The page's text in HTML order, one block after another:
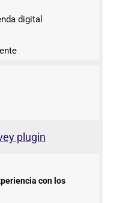
digital
plugin
con los